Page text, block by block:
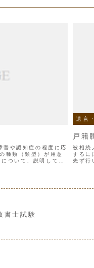
や認知症の程度に応
種類（類型）が用意
ついて、説明してみ
遺言
戸籍
被相続
するに
先ず行
書士試験